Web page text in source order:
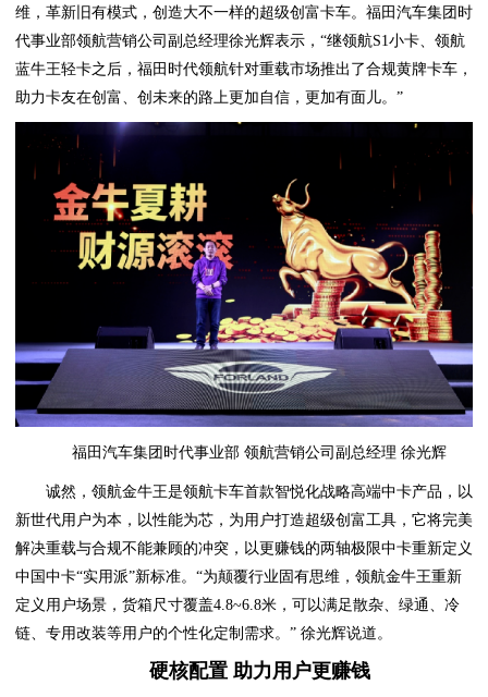
维，革新旧有模式，创造大不一样的超级创富卡车。福田汽车集团时
代事业部领航营销公司副总经理徐光辉表示，“继领航S1小卡、领航
蓝牛王轻卡之后，福田时代领航针对重载市场推出了合规黄牌卡车，
助力卡友在创富、创未来的路上更加自信，更加有面儿。”
福田汽车集团时代事业部 领航营销公司副总经理 徐光辉
诚然，领航金牛王是领航卡车首款智悦化战略高端中卡产品，以
新世代用户为本，以性能为芯，为用户打造超级创富工具，它将完美
解决重载与合规不能兼顾的冲突，以更赚钱的两轴极限中卡重新定义
中国中卡“实用派”新标准。“为颠覆行业固有思维，领航金牛王重新
定义用户场景，货箱尺寸覆盖4.8~6.8米，可以满足散杂、绿通、冷
链、专用改装等用户的个性化定制需求。” 徐光辉说道。
硬核配置 助力用户更赚钱